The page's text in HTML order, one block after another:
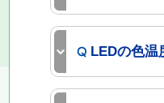
LEDの色温